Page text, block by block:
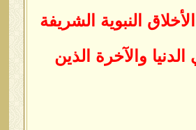
النبوية الشريفة
والآخرة الذين